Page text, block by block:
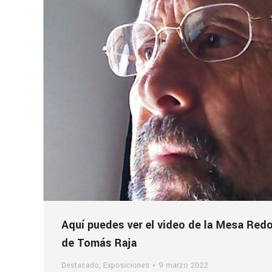
Aquí puedes ver el video de la Mesa
de Tomás Raja
Destacado, Exposiciones
9 marzo 2022